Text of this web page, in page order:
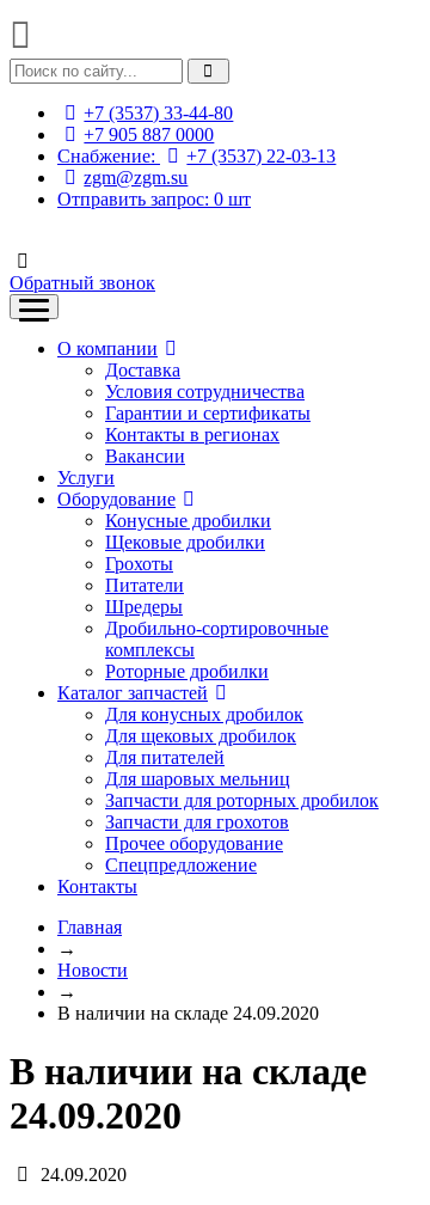
+7 (3537) 33-44-80
+7 905 887 0000
Снабжение:
+7 (3537) 22-03-13
zgm@zgm.su
Отправить запрос: 0 шт
Обратный звонок
О компании
Доставка
Условия сотрудничества
Гарантии и сертификаты
Контакты в регионах
Вакансии
Услуги
Оборудование
Конусные дробилки
Щековые дробилки
Грохоты
Питатели
Шредеры
Дробильно-сортировочные
комплексы
Роторные дробилки
Каталог запчастей
Для конусных дробилок
Для щековых дробилок
Для питателей
Для шаровых мельниц
Запчасти для роторных дробилок
Запчасти для грохотов
Прочее оборудование
Спецпредложение
Контакты
Главная
→
Новости
→
В наличии на складе 24.09.2020
В наличии на складе
24.09.2020
24.09.2020